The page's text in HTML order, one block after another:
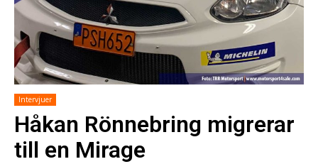
Intervjuer
Håkan Rönnebring migrerar
till en Mirage